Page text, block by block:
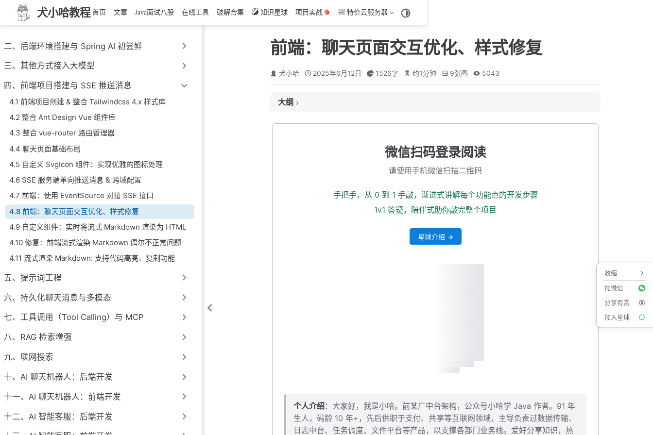
犬小哈教程 首页 文章 Java面试八股 在线工具 破解合集 知识星球 项目实战 特价云服务器
二、后端环境搭建与 Spring AI 初尝鲜
三、其他方式接入大模型
四、前端项目搭建与 SSE 推送消息
4.1 前端项目创建 & 整合 Tailwindcss 4.x 样式库
4.2 整合 Ant Design Vue 组件库
4.3 整合 vue-router 路由管理器
4.4 聊天页面基础布局
4.5 自定义 SvgIcon 组件：实现优雅的图标处理
4.6 SSE 服务端单向推送消息 & 跨域配置
4.7 前端：使用 EventSource 对接 SSE 接口
4.8 前端：聊天页面交互优化、样式修复
4.9 自定义组件：实时将流式 Markdown 渲染为 HTML
4.10 修复：前端流式渲染 Markdown 偶尔不正常问题
4.11 流式渲染 Markdown: 支持代码高亮、复制功能
五、提示词工程
六、持久化聊天消息与多模态
七、工具调用（Tool Calling）与 MCP
八、RAG 检索增强
九、联网搜索
十、AI 聊天机器人：后端开发
十一、AI 聊天机器人：前端开发
十二、AI 智能客服：后端开发
前端：聊天页面交互优化、样式修复
犬小哈 2025年6月12日 1526字 约1分钟 9张图 5043
大纲
微信扫码登录阅读
请使用手机微信扫描二维码
手把手，从 0 到 1 手敲，渐进式讲解每个功能点的开发步骤
1v1 答疑，陪伴式助你敲完整个项目
星球介绍 →
个人介绍：大家好，我是小哈。前某厂中台架构，公众号小哈学 Java 作者。91 年
生人，码龄 10 年+，先后供职于支付、共享等互联网领域，主导负责过数据传输、
日志中台、任务调度、文件平台等产品，以支撑各部门业务线。爱好分享知识，热
收缩
加微信
分享有赏
加入星球